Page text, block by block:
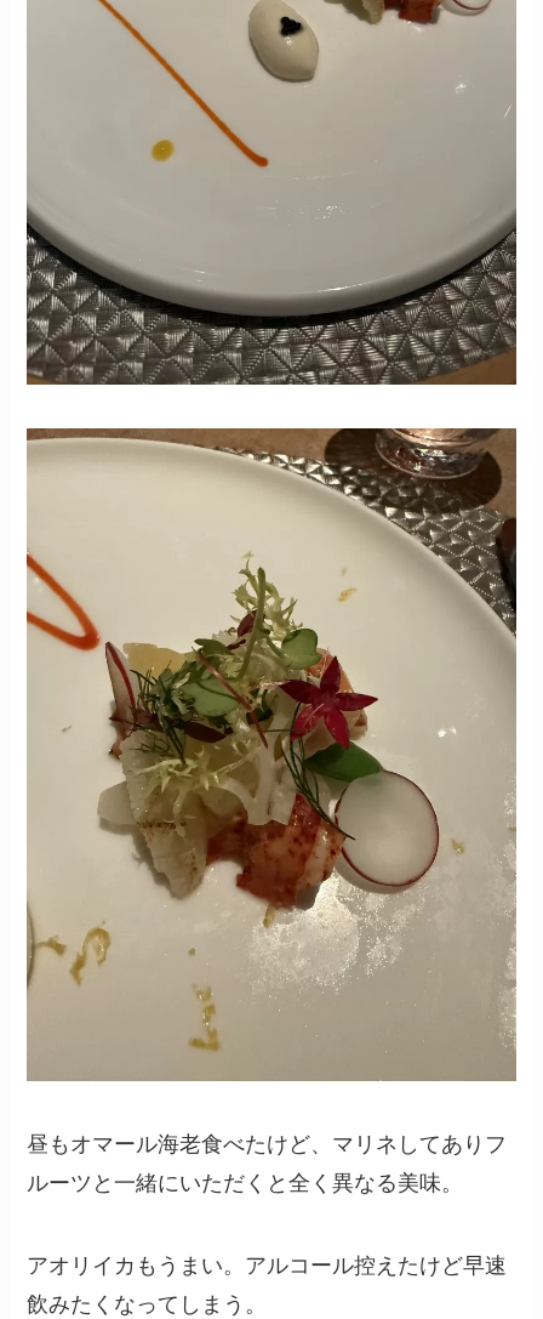
昼もオマール海老食べたけど、マリネしてありフ
ルーツと一緒にいただくと全く異なる美味。
アオリイカもうまい。アルコール控えたけど早速
飲みたくなってしまう。